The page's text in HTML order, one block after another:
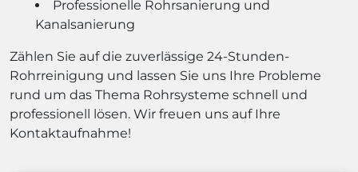
Professionelle Rohrsanierung und
Kanalsanierung
Zählen Sie auf die zuverlässige 24-Stunden-
Rohrreinigung und lassen Sie uns Ihre Probleme
rund um das Thema Rohrsysteme schnell und
professionell lösen. Wir freuen uns auf Ihre
Kontaktaufnahme!